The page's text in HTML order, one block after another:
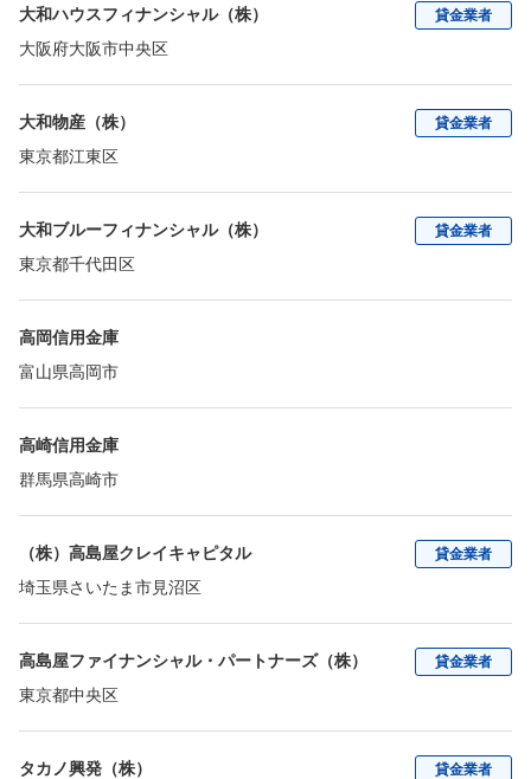
大和ハウスフィナンシャル（株）
大阪府大阪市中央区
貸金業者
大和物産（株）
東京都江東区
貸金業者
大和ブルーフィナンシャル（株）
東京都千代田区
貸金業者
高岡信用金庫
富山県高岡市
高崎信用金庫
群馬県高崎市
（株）高島屋クレイキャピタル
埼玉県さいたま市見沼区
貸金業者
高島屋ファイナンシャル・パートナーズ（株）
東京都中央区
貸金業者
タカノ興発（株）
貸金業者